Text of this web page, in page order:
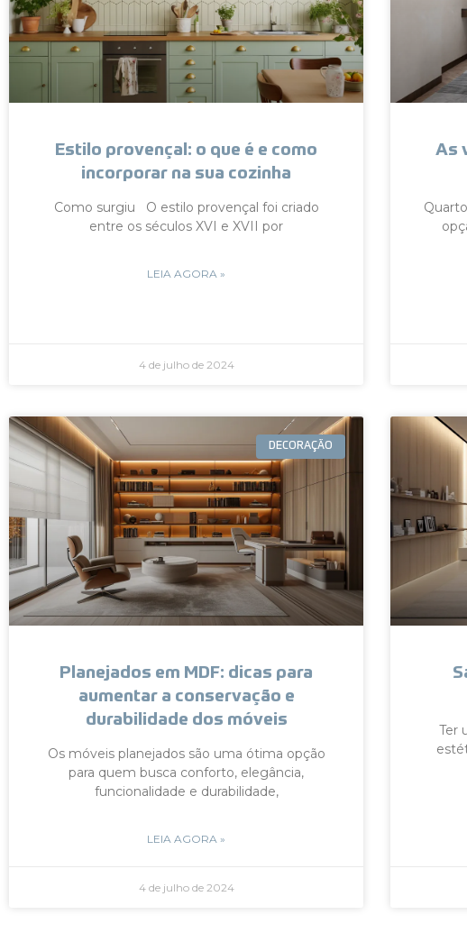
Estilo provençal: o que é e como
incorporar na sua cozinha
Como surgiu O estilo provençal foi criado
entre os séculos XVI e XVII por
LEIA AGORA »
4 de julho de 2024
As
DECORAÇÃO
Planejados em MDF: dicas para
aumentar a conservação e
durabilidade dos móveis
Os móveis planejados são uma ótima opção
para quem busca conforto, elegância,
funcionalidade e durabilidade,
LEIA AGORA »
4 de julho de 2024
Ter